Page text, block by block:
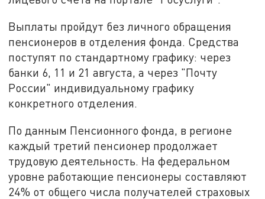
Выплаты пройдут без личного обращения
пенсионеров в отделения фонда. Средства
поступят по стандартному графику: через
банки 6, 11 и 21 августа, а через "Почту
России" индивидуальному графику
конкретного отделения.
По данным Пенсионного фонда, в регионе
каждый третий пенсионер продолжает
трудовую деятельность. На федеральном
уровне работающие пенсионеры составляют
24% от общего числа получателей страховых